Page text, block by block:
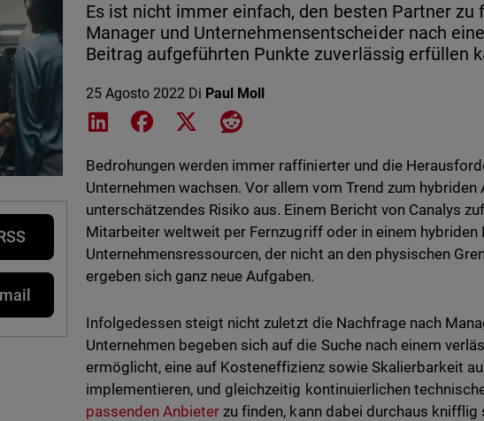
Es ist nicht immer einfach, den besten Partner zu
Manager und Unternehmensentscheider nach
Beitrag aufgeführten Punkte zuverlässig erfüllen
25 Agosto 2022 Di Paul Moll
Share on LinkedIn
Share on Facebook
Share on XShare on Reddit
Bedrohungen werden immer raffinierter und die
Unternehmen wachsen. Vor allem vom Trend zum
unterschätzendes Risiko aus. Einem Bericht von Canalys
Mitarbeiter weltweit per Fernzugriff oder in einem hybriden
Unternehmensressourcen, der nicht an den physischen
ergeben sich ganz neue Aufgaben.
Infolgedessen steigt nicht zuletzt die Nachfrage nach
Unternehmen begeben sich auf die Suche nach einem
ermöglicht, eine auf Kosteneffizienz sowie Skalierbarkeit
implementieren, und gleichzeitig kontinuierlichen
passenden Anbieterzu finden, kann dabei durchaus